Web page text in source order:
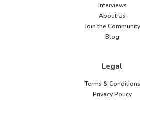
Interviews
About Us
Join the Community
Blog
Legal
Terms & Conditions
Privacy Policy